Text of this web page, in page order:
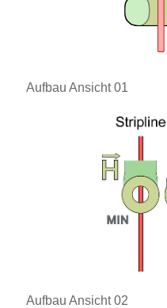
Aufbau Ansicht 01
Aufbau Ansicht 02